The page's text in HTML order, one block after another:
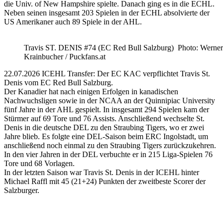
die Univ. of New Hampshire spielte. Danach ging es in die ECHL.
Neben seinen insgesamt 203 Spielen in der ECHL absolvierte der
US Amerikaner auch 89 Spiele in der AHL.
Travis ST. DENIS #74 (EC Red Bull Salzburg) Photo: Werner
Krainbucher / Puckfans.at
22.07.2026 ICEHL Transfer: Der EC KAC verpflichtet Travis St.
Denis vom EC Red Bull Salzburg.
Der Kanadier hat nach einigen Erfolgen in kanadischen
Nachwuchsligen sowie in der NCAA an der Quinnipiac University
fünf Jahre in der AHL gespielt. In insgesamt 294 Spielen kam der
Stürmer auf 69 Tore und 76 Assists. Anschließend wechselte St.
Denis in die deutsche DEL zu den Straubing Tigers, wo er zwei
Jahre blieb. Es folgte eine DEL-Saison beim ERC Ingolstadt, um
anschließend noch einmal zu den Straubing Tigers zurückzukehren.
In den vier Jahren in der DEL verbuchte er in 215 Liga-Spielen 76
Tore und 68 Vorlagen.
In der letzten Saison war Travis St. Denis in der ICEHL hinter
Michael Raffl mit 45 (21+24) Punkten der zweitbeste Scorer der
Salzburger.